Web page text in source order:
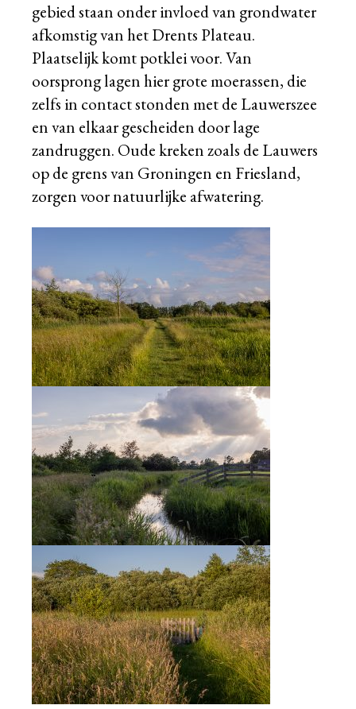
gebied staan onder invloed van grondwater
afkomstig van het Drents Plateau.
Plaatselijk komt potklei voor. Van
oorsprong lagen hier grote moerassen, die
zelfs in contact stonden met de Lauwerszee
en van elkaar gescheiden door lage
zandruggen. Oude kreken zoals de Lauwers
op de grens van Groningen en Friesland,
zorgen voor natuurlijke afwatering.